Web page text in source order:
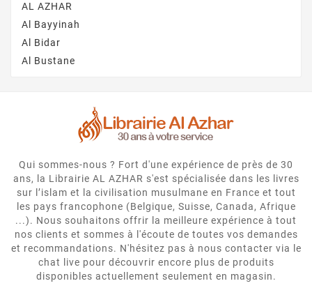
AL AZHAR
Al Bayyinah
Al Bidar
Al Bustane
Qui sommes-nous ? Fort d'une expérience de près de 30
ans, la Librairie AL AZHAR s'est spécialisée dans les livres
sur l’islam et la civilisation musulmane en France et tout
les pays francophone (Belgique, Suisse, Canada, Afrique
...). Nous souhaitons offrir la meilleure expérience à tout
nos clients et sommes à l'écoute de toutes vos demandes
et recommandations. N'hésitez pas à nous contacter via le
chat live pour découvrir encore plus de produits
disponibles actuellement seulement en magasin.